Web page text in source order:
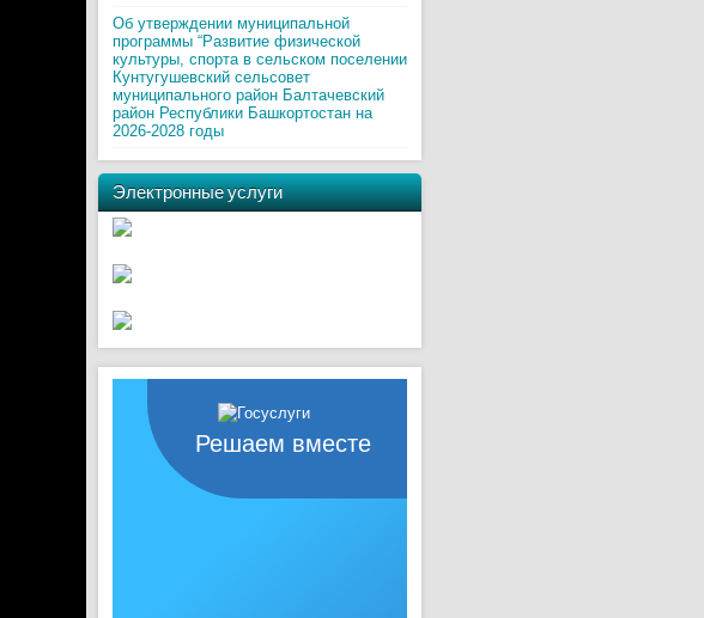
Об утверждении муниципальной
программы “Развитие физической
культуры, спорта в сельском поселении
Кунтугушевский сельсовет
муниципального район Балтачевский
район Республики Башкортостан на
2026-2028 годы
Электронные услуги
Решаем вместе